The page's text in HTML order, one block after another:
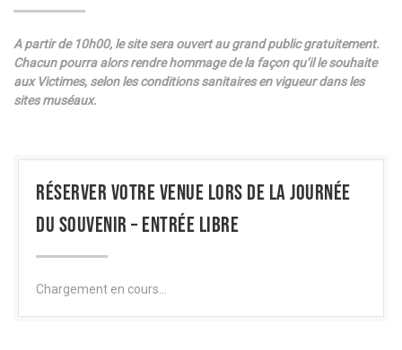
A partir de 10h00, le site sera ouvert au grand public gratuitement.
Chacun pourra alors rendre hommage de la façon qu’il le souhaite
aux Victimes, selon les conditions sanitaires en vigueur dans les
sites muséaux.
RÉSERVER VOTRE VENUE LORS DE LA JOURNÉE
DU SOUVENIR – ENTRÉE LIBRE
Chargement en cours...